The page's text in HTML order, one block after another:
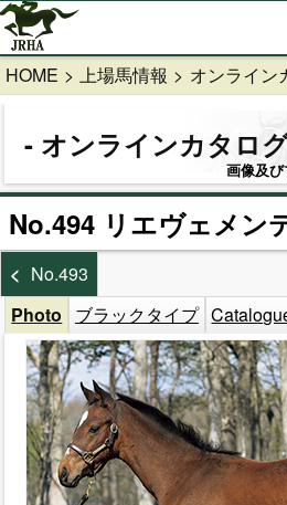
HOME 上場馬情報 オンライン
オンラインカタロ
画像及
No.494 リエヴェメン
No.493
Photo
ブラックタイプ